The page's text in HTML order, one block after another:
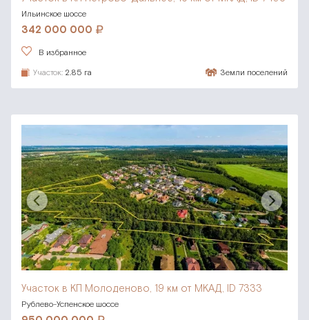
Ильинское шоссе
342 000 000
В избранное
Участок: 2.85 га Земли поселений
Участок в КП Молоденово, 19 км от МКАД, ID 7333
Рублево-Успенское шоссе